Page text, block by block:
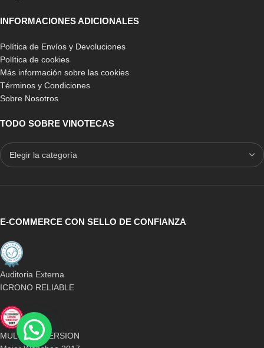
INFORMACIONES ADICIONALES
Política de Envíos y Devoluciones
Política de cookies
Más información sobre las cookies
Términos y Condiciones
Sobre Nosotros
TODO SOBRE VINOTECAS
E-COMMERCE CON SELLO DE CONFIANZA
Auditoria Externa
ICRONO RELIABLE
MULTICONVERSION